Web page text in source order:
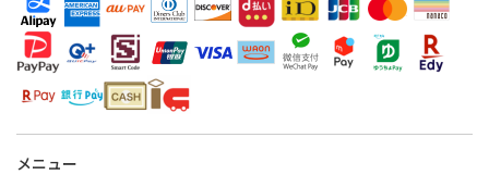
メニュー